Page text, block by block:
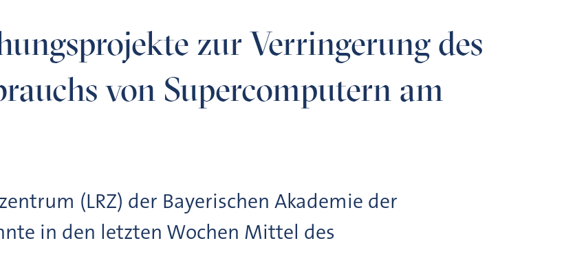
zur Verringerung des
von Supercomputern am
(LRZ) der Bayerischen Akademie der
in den letzten Wochen Mittel des